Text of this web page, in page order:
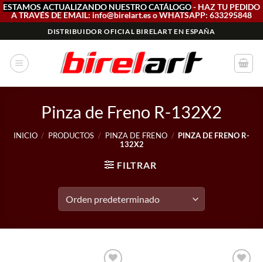
ESTAMOS ACTUALIZANDO NUESTRO CATÁLOGO- HAZ TU PEDIDO
A TRAVÉS DE EMAIL: info@birelart.es o WHATSAPP: 633295848
al
contenido
DISTRIBUIDOR OFICIAL BIRELART EN ESPAÑA
Pinza de Freno R-132X2
INICIO / PRODUCTOS / PINZA DE FRENO / PINZA DE FRENO R-
132X2
FILTRAR